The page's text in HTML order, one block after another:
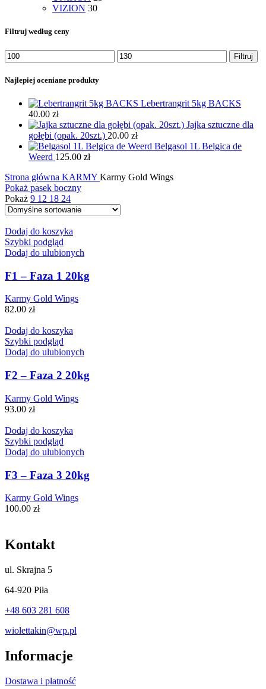
VIZION 30
Filtruj według ceny
Cena
min.
Cena
maks.
Filtruj
Najlepiej oceniane produkty
Lebertrangrit 5kg BACKS
40.00 zł
Jajka sztuczne dla
gołębi (opak. 20szt.) 20.00 zł
Belgasol 1L Belgica de
Weerd 125.00 zł
Strona główna KARMY Karmy Gold Wings
Pokaż pasek boczny
Pokaż 9 12 18 24
Dodaj do koszyka
Szybki podgląd
Dodaj do ulubionych
F1 – Faza 1 20kg
Karmy Gold Wings
82.00 zł
Dodaj do koszyka
Szybki podgląd
Dodaj do ulubionych
F2 – Faza 2 20kg
Karmy Gold Wings
93.00 zł
Dodaj do koszyka
Szybki podgląd
Dodaj do ulubionych
F3 – Faza 3 20kg
Karmy Gold Wings
100.00 zł
Kontakt
ul. Skrajna 5
64-920 Piła
+48 603 281 608
wiolettakin@wp.pl
Informacje
Dostawa i płatność